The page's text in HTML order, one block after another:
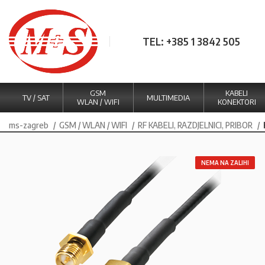
TEL: +385 1 3842 505
TV / SAT
GSM
WLAN / WIFI
MULTIMEDIA
KABELI
KONEKTORI
ms-zagreb GSM / WLAN / WIFI RF KABELI, RAZDJELNICI, PRIBOR
NEMA NA ZALIHI